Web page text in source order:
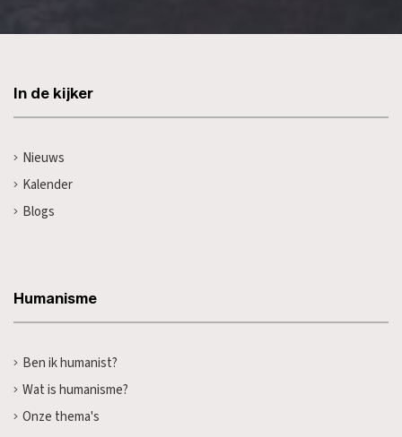
In de kijker
Nieuws
Kalender
Blogs
Humanisme
Ben ik humanist?
Wat is humanisme?
Onze thema's